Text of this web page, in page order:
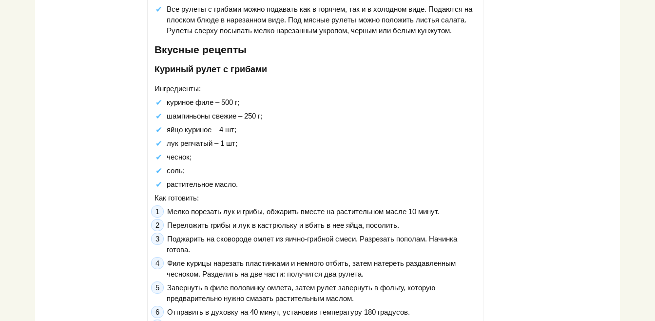
Все рулеты с грибами можно подавать как в горячем, так и в холодном виде. Подаются на
плоском блюде в нарезанном виде. Под мясные рулеты можно положить листья салата.
Рулеты сверху посыпать мелко нарезанным укропом, черным или белым кунжутом.
Вкусные рецепты
Куриный рулет с грибами
Ингредиенты:
куриное филе – 500 г;
шампиньоны свежие – 250 г;
яйцо куриное – 4 шт;
лук репчатый – 1 шт;
чеснок;
соль;
растительное масло.
Как готовить:
Мелко порезать лук и грибы, обжарить вместе на растительном масле 10 минут.
Переложить грибы и лук в кастрюльку и вбить в нее яйца, посолить.
Поджарить на сковороде омлет из яично-грибной смеси. Разрезать пополам. Начинка
готова.
Филе курицы нарезать пластинками и немного отбить, затем натереть раздавленным
чесноком. Разделить на две части: получится два рулета.
Завернуть в филе половинку омлета, затем рулет завернуть в фольгу, которую
предварительно нужно смазать растительным маслом.
Отправить в духовку на 40 минут, установив температуру 180 градусов.